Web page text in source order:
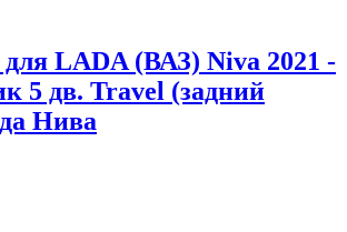
LADA (ВАЗ) Niva 2021 -
5 дв. Travel (задний
Нива